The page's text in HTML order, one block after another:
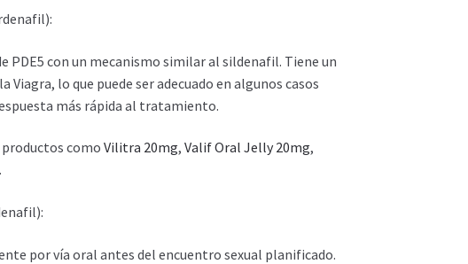
PDE5 con un mecanismo similar al sildenafil. Tiene un
Viagra, lo que puede ser adecuado en algunos casos
más rápida al tratamiento.
comoVilitra 20mg, Valif Oral Jelly 20mg,
.
por vía oral antes del encuentro sexual planificado.